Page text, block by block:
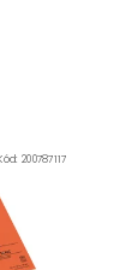
200787117